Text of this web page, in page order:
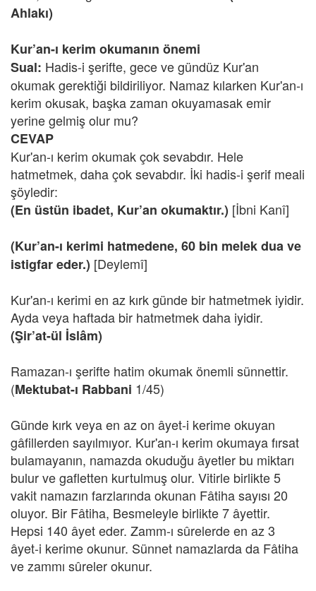
Ahlakı)
Kur’an-ı kerim okumanın önemi
Sual: Hadis-i şerifte, gece ve gündüz Kur'an
okumak gerektiği bildiriliyor. Namaz kılarken Kur'an-ı
kerim okusak, başka zaman okuyamasak emir
yerine gelmiş olur mu?
CEVAP
Kur'an-ı kerim okumak çok sevabdır. Hele
hatmetmek, daha çok sevabdır. İki hadis-i şerif meali
şöyledir:
(En üstün ibadet, Kur’an okumaktır.) [İbni Kanî]
(Kur’an-ı kerimi hatmedene, 60 bin melek dua ve
istigfar eder.) [Deylemî]
Kur'an-ı kerimi en az kırk günde bir hatmetmek iyidir.
Ayda veya haftada bir hatmetmek daha iyidir.
(Şir’at-ül İslâm)
Ramazan-ı şerifte hatim okumak önemli sünnettir.
(Mektubat-ı Rabbani 1/45)
Günde kırk veya en az on âyet-i kerime okuyan
gâfillerden sayılmıyor. Kur'an-ı kerim okumaya fırsat
bulamayanın, namazda okuduğu âyetler bu miktarı
bulur ve gafletten kurtulmuş olur. Vitirle birlikte 5
vakit namazın farzlarında okunan Fâtiha sayısı 20
oluyor. Bir Fâtiha, Besmeleyle birlikte 7 âyettir.
Hepsi 140 âyet eder. Zamm-ı sûrelerde en az 3
âyet-i kerime okunur. Sünnet namazlarda da Fâtiha
ve zammı sûreler okunur.